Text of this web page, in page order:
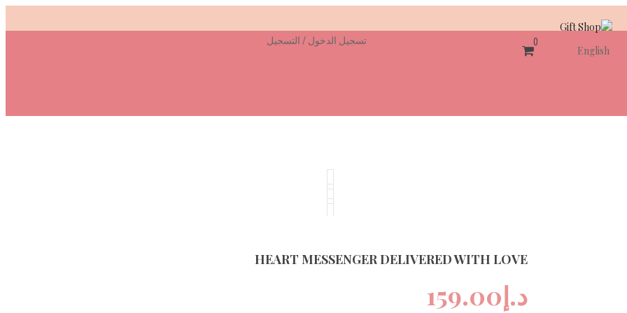
تسجيل الدخول / التسجيل 0
English
HEART MESSENGER DELIVERED WITH LOVE
د.إ159.00